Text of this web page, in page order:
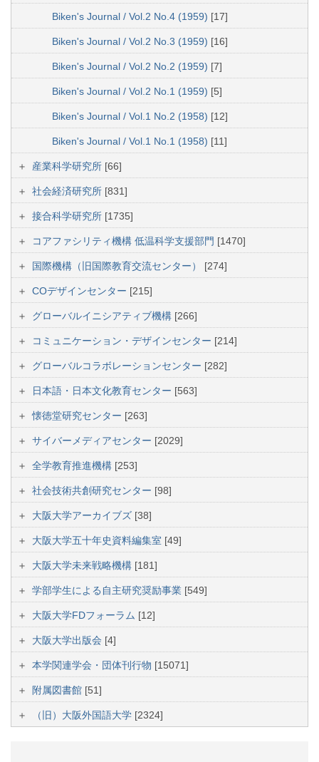
Biken's Journal / Vol.2 No.4 (1959) [17]
Biken's Journal / Vol.2 No.3 (1959) [16]
Biken's Journal / Vol.2 No.2 (1959) [7]
Biken's Journal / Vol.2 No.1 (1959) [5]
Biken's Journal / Vol.1 No.2 (1958) [12]
Biken's Journal / Vol.1 No.1 (1958) [11]
産業科学研究所 [66]
社会経済研究所 [831]
接合科学研究所 [1735]
コアファシリティ機構 低温科学支援部門 [1470]
国際機構（旧国際教育交流センター） [274]
COデザインセンター [215]
グローバルイニシアティブ機構 [266]
コミュニケーション・デザインセンター [214]
グローバルコラボレーションセンター [282]
日本語・日本文化教育センター [563]
懐徳堂研究センター [263]
サイバーメディアセンター [2029]
全学教育推進機構 [253]
社会技術共創研究センター [98]
大阪大学アーカイブズ [38]
大阪大学五十年史資料編集室 [49]
大阪大学未来戦略機構 [181]
学部学生による自主研究奨励事業 [549]
大阪大学FDフォーラム [12]
大阪大学出版会 [4]
本学関連学会・団体刊行物 [15071]
附属図書館 [51]
（旧）大阪外国語大学 [2324]